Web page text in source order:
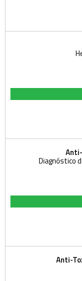
Diagnóstico
Anti-